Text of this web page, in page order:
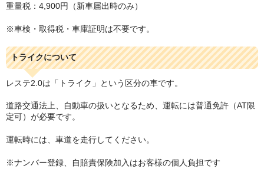
重量税：4,900円（新車届出時のみ）
※車検・取得税・車庫証明は不要です。
トライクについて
レステ2.0は「トライク」という区分の車です。
道路交通法上、自動車の扱いとなるため、運転には普通免許（AT限
定可）が必要です。
運転時には、車道を走行してください。
※ナンバー登録、自賠責保険加入はお客様の個人負担です